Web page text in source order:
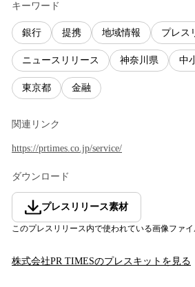
キーワード
銀行 提携 地域情報 プレス
ニュースリリース 神奈川県 中
東京都 金融
関連リンク
https://prtimes.co.jp/service/
ダウンロード
プレスリリース素材
このプレスリリース内で使われている画像ファ
株式会社PR TIMESのプレスキットを見る